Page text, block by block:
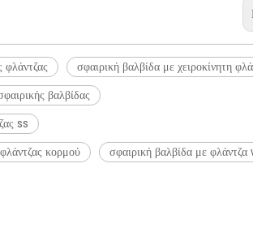
φλάντζας
σφαιρική βαλβίδα με χειροκίνητη
βαλβίδας
ss
κορμού σφαιρική βαλβίδα με